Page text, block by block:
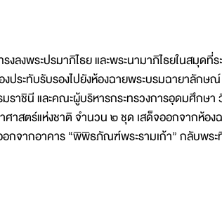
งลงพระปรมาภิไธย และพระนามาภิไธยในสมุดที่
ประทับรับรองไปยังห้องฉายพระบรมฉายาลัก
าชินี และคณะผู้บริหารกระทรวงการอุดมศึกษา
สตร์แห่งชาติ จำนวน ๒ ชุด เสด็จออกจากห้อง
อกจากอาคาร “พิพิธภัณฑ์พระรามเก้า” กลับพร